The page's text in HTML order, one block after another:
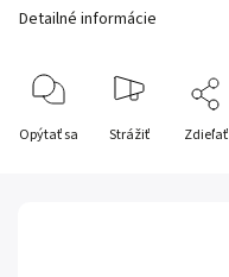
Detailné informácie
Opýtať sa Strážiť Zdieľať